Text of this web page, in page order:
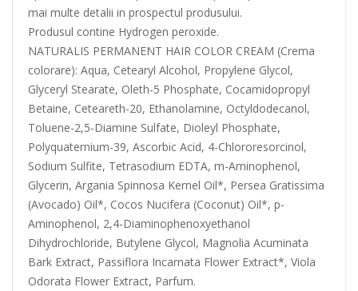
mai multe detalii in prospectul produsului.
Produsul contine Hydrogen peroxide.
NATURALIS PERMANENT HAIR COLOR CREAM (Crema
colorare): Aqua, Cetearyl Alcohol, Propylene Glycol,
Glyceryl Stearate, Oleth-5 Phosphate, Cocamidopropyl
Betaine, Ceteareth-20, Ethanolamine, Octyldodecanol,
Toluene-2,5-Diamine Sulfate, Dioleyl Phosphate,
Polyquaternium-39, Ascorbic Acid, 4-Chlororesorcinol,
Sodium Sulfite, Tetrasodium EDTA, m-Aminophenol,
Glycerin, Argania Spinnosa Kernel Oil*, Persea Gratissima
(Avocado) Oil*, Cocos Nucifera (Coconut) Oil*, p-
Aminophenol, 2,4-Diaminophenoxyethanol
Dihydrochloride, Butylene Glycol, Magnolia Acuminata
Bark Extract, Passiflora Incarnata Flower Extract*, Viola
Odorata Flower Extract, Parfum.